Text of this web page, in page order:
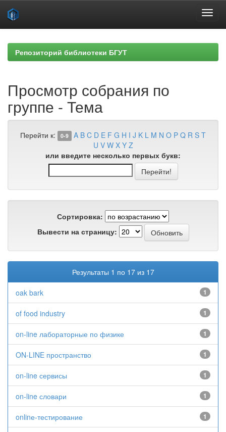
navigationРепозиторий библиотеки БГУТ
Просмотр собрания по
группе - Тема
Перейти к: 0-9 A B C D E F G H I J K L M N O P Q R S T
U V W X Y Z
или введите несколько первых букв:
Сортировка:
Вывести на страницу:
Результаты 1 по 17 из 17
oak bark 1
of food industry 1
on-line лабораторные по физике 1
ON-LINE пространство 1
on-line сервисы 1
on-line словари 1
onlinе-тестирование 1